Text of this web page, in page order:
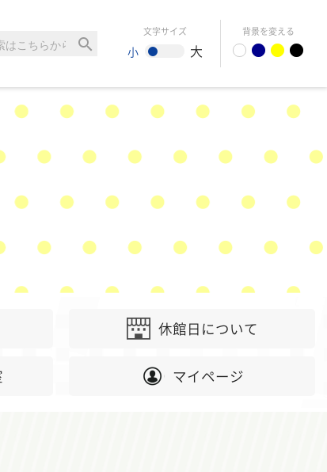
search
文字サイズ
小 大
背景を変える
休館日について
マイページ